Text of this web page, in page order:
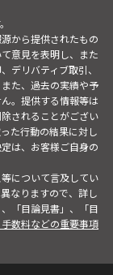
から提供されたもの
意見を表明し、また
デリバティブ取引、
た、過去の実績や予
。提供する情報等は
されることがござい
た行動の結果に対し
は、お客様ご自身の
について言及してい
なりますので、詳し
「目論見書」、「目
手数料などの重要事項